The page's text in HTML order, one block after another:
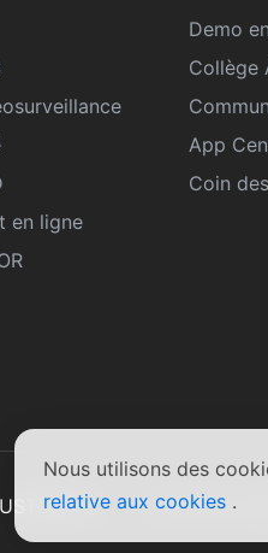
Nous utilisons des
relative aux cookies .
en ligne
Demo
Collège
App
Coin
Inc. Conditions